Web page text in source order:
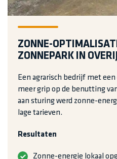
ZONNE-
ZONNEPARK IN
Een agrarisch bedrijf met
meer grip op de benutting
aan sturing werd zonne-
lage tarieven.
Resultaten
Zonne-energie lokaal